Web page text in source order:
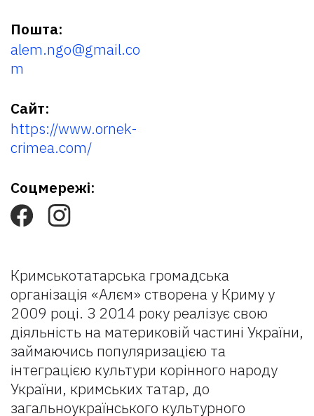
Кримськотатарська громадська
організація «Алєм» створена у Криму у
2009 році. З 2014 року реалізує свою
діяльність на материковій частині України,
займаючись популяризацією та
інтеграцією культури корінного народу
України, кримських татар, до
загальноукраїнського культурного
Пошта:
alem.ngo@gmail.co
m
Сайт:
https://www.ornek-
crimea.com/
Соцмережі: